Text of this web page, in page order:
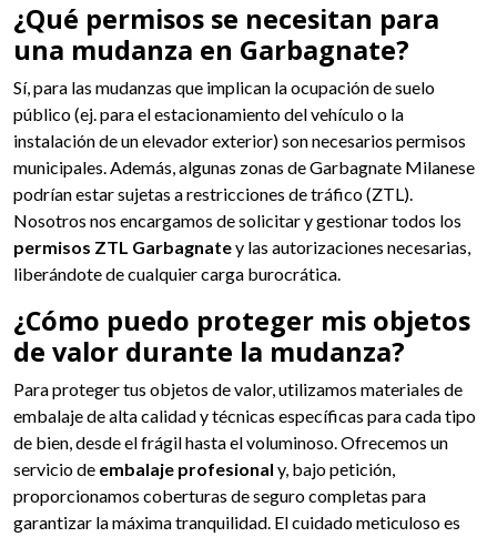
¿Qué permisos se necesitan para
una mudanza en Garbagnate?
Sí, para las mudanzas que implican la ocupación de suelo
público (ej. para el estacionamiento del vehículo o la
instalación de un elevador exterior) son necesarios permisos
municipales. Además, algunas zonas de Garbagnate Milanese
podrían estar sujetas a restricciones de tráfico (ZTL).
Nosotros nos encargamos de solicitar y gestionar todos los
permisos ZTL Garbagnatey las autorizaciones necesarias,
liberándote de cualquier carga burocrática.
¿Cómo puedo proteger mis objetos
de valor durante la mudanza?
Para proteger tus objetos de valor, utilizamos materiales de
embalaje de alta calidad y técnicas específicas para cada tipo
de bien, desde el frágil hasta el voluminoso. Ofrecemos un
servicio de embalaje profesional y, bajo petición,
proporcionamos coberturas de seguro completas para
garantizar la máxima tranquilidad. El cuidado meticuloso es